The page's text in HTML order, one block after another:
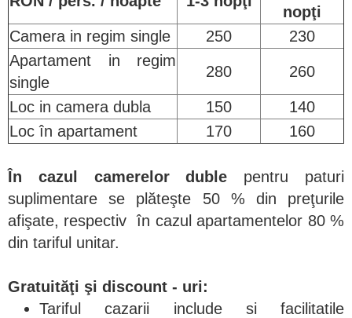
nopţi
Camera in regim single
250
230
Apartament in regim
single
280 260
Loc in camera dubla 150
140
Loc în apartament
170 160
În cazul camerelor duble pentru paturi
suplimentare se plăteşte 50 % din preţurile
afişate, respectiv în cazul apartamentelor 80 %
din tariful unitar.
Gratuităţi şi discount - uri:
Tariful cazarii include si facilitatile